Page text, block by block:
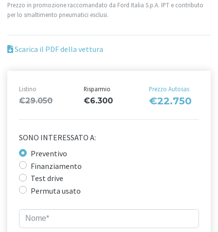
Prezzo in promozione raccomandato da Ford Italia S.p.A. IPT e contributo
per lo smaltimento pneumatici esclusi.
Scarica il PDF della vettura
Listino
€29.050
Risparmio
€6.300
Prezzo Autosas
€22.750
SONO INTERESSATO A:
Preventivo
Finanziamento
Test drive
Permuta usato